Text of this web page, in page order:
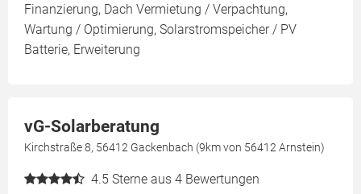
Finanzierung, Dach Vermietung / Verpachtung,
Wartung / Optimierung, Solarstromspeicher / PV
Batterie, Erweiterung
vG-Solarberatung
Kirchstraße 8, 56412 Gackenbach (9km von 56412 Arnstein)
4.5 Sterne aus 4 Bewertungen